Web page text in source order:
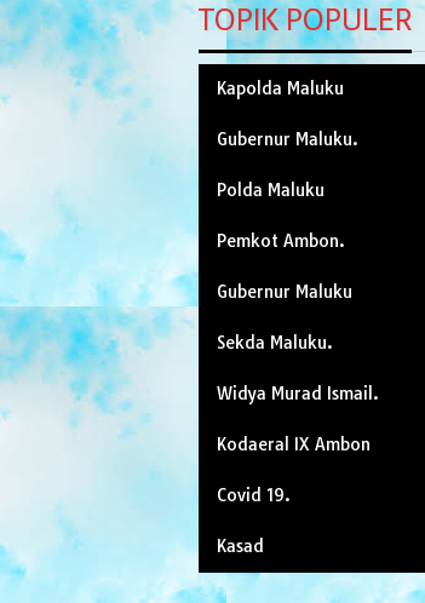
TOPIK POPULER
Kapolda Maluku
Gubernur Maluku.
Polda Maluku
Pemkot Ambon.
Gubernur Maluku
Sekda Maluku.
Widya Murad Ismail.
Kodaeral IX Ambon
Covid 19.
Kasad